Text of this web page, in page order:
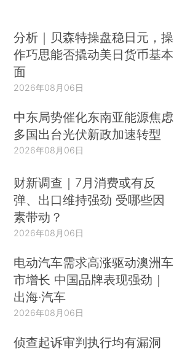
分析｜贝森特操盘稳日元，操
作巧思能否撬动美日货币基本
面
2026年08月06日
中东局势催化东南亚能源焦虑
多国出台光伏新政加速转型
2026年08月06日
财新调查｜7月消费或有反
弹、出口维持强劲 受哪些因
素带动？
2026年08月06日
电动汽车需求高涨驱动澳洲车
市增长 中国品牌表现强劲｜
出海·汽车
2026年08月06日
侦查起诉审判执行均有漏洞